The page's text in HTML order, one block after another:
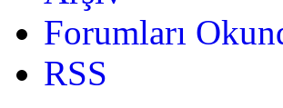
Forumları
RSS